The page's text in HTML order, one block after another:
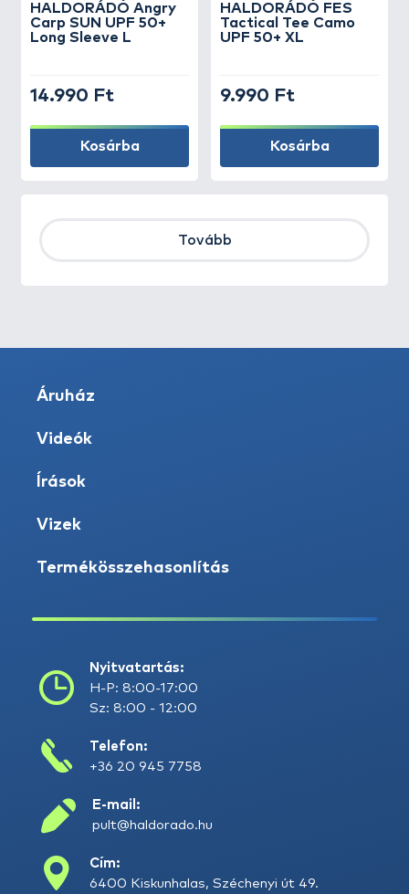
HALDORÁDÓ Angry
Carp SUN UPF 50+
Long Sleeve L
14.990 Ft
Kosárba
HALDORÁDÓ FES
Tactical Tee Camo
UPF 50+ XL
9.990 Ft
Kosárba
Tovább
Áruház
Videók
Írások
Vizek
Termékösszehasonlítás
Nyitvatartás:
H-P: 8:00-17:00
Sz: 8:00 - 12:00
Telefon:
+36 20 945 7758
E-mail:
pult@haldorado.hu
Cím:
6400 Kiskunhalas, Széchenyi út 49.